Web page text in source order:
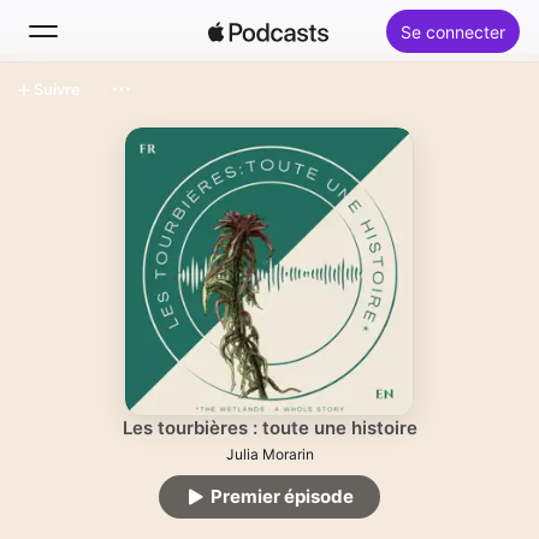
Se connecter
Nouveautés
Classements
Les tourbières : toute une histoire
Julia Morarin
Premier épisode
Suivre